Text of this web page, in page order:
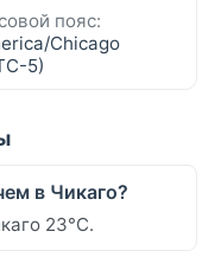
пояс:
Chicago
5)
в Чикаго?
23°C.